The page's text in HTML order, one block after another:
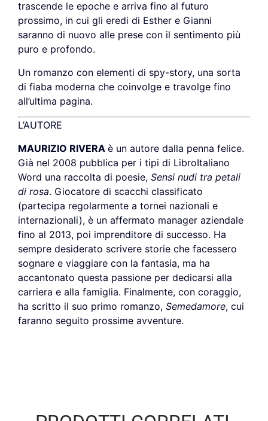
trascende le epoche e arriva fino al futuro
prossimo, in cui gli eredi di Esther e Gianni
saranno di nuovo alle prese con il sentimento più
puro e profondo.
Un romanzo con elementi di spy-story, una sorta
di fiaba moderna che coinvolge e travolge fino
all’ultima pagina.
L’AUTORE
MAURIZIO RIVERA è un autore dalla penna felice.
Già nel 2008 pubblica per i tipi di LibroItaliano
Word una raccolta di poesie, Sensi nudi tra petali
di rosa. Giocatore di scacchi classificato
(partecipa regolarmente a tornei nazionali e
internazionali), è un affermato manager aziendale
fino al 2013, poi imprenditore di successo. Ha
sempre desiderato scrivere storie che facessero
sognare e viaggiare con la fantasia, ma ha
accantonato questa passione per dedicarsi alla
carriera e alla famiglia. Finalmente, con coraggio,
ha scritto il suo primo romanzo, Semedamore, cui
faranno seguito prossime avventure.